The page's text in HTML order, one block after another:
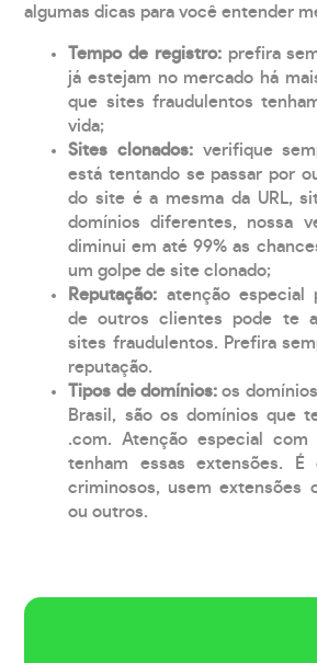
algumas dicas para você entender
Tempo de registro: prefira
já estejam no mercado há
que sites fraudulentos
vida;
Sites clonados: verifique
está tentando se passar por
do site é a mesma da URL,
domínios diferentes, nossa
diminui em até 99% as
um golpe de site clonado;
Reputação: atenção especial
de outros clientes pode te
sites fraudulentos. Prefira
reputação.
Tipos de domínios:os
Brasil, são os domínios que
.com. Atenção especial com
tenham essas extensões.
criminosos, usem extensões
ou outros.